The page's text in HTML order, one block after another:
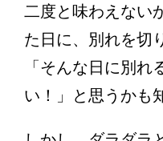
二度と味わえない
た日に、別れを切
「そんな日に別
い！」と思うかも